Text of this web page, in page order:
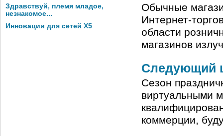
Здравствуй, племя младое,
незнакомое...
Инновации для сетей X5
Обычные
Интернет-
области
магазинов
Следующий
Cезон
виртуальными
коммерции,